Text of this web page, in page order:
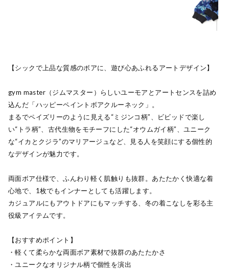
【シックで上品な質感のボアに、遊び心あふれるアートデザイン】
gym master（ジムマスター）らしいユーモアとアートセンスを詰め
込んだ「ハッピーペイントボアクルーネック」。
まるでペイズリーのように見える“ミジンコ柄”、ビビッドで楽し
い“トラ柄”、古代生物をモチーフにした“オウムガイ柄”、ユニーク
な“イカとクジラ”のマリアージュなど、見る人を笑顔にする個性的
なデザインが魅力です。
両面ボア仕様で、ふんわり軽く肌触りも抜群。あたたかく快適な着
心地で、1枚でもインナーとしても活躍します。
カジュアルにもアウトドアにもマッチする、冬の着こなしを彩る主
役級アイテムです。
【おすすめポイント】
・軽くて柔らかな両面ボア素材で抜群のあたたかさ
・ユニークなオリジナル柄で個性を演出